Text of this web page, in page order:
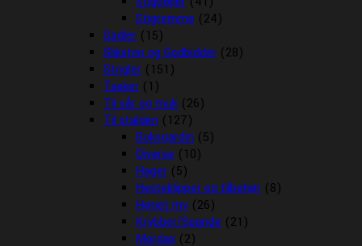
Stigremme (24)
Sadler (15)
Sliksten og Godbidder (28)
Strigler (151)
Tasker (1)
Til sår og muk (26)
Til stalden (127)
Boksgardin (5)
Diverse (10)
Hager (5)
Hesteklipper og tilbehør (8)
Hønet mv (26)
Krybber/Spande (21)
Mordax (2)